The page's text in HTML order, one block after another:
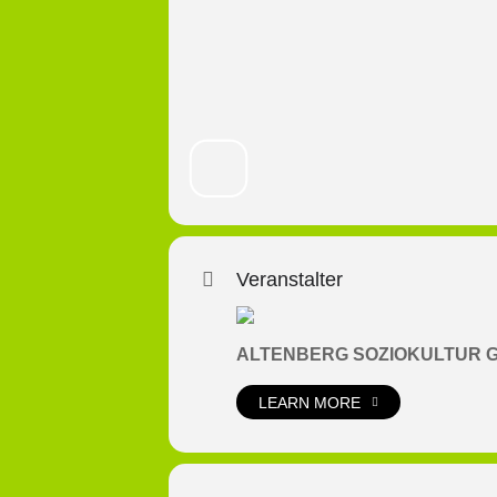
Veranstalter
ALTENBERG SOZIOKULTUR
LEARN MORE